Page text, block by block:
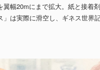
翼幅20mにまで拡大。紙と接着
」は実際に滑空し、ギネス世界